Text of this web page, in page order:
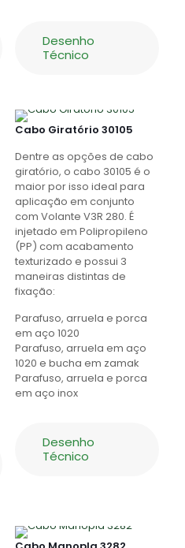
Desenho
Técnico
Cabo Giratório 30105
Dentre as opções de cabo
giratório, o cabo 30105 é o
maior por isso ideal para
aplicação em conjunto
com Volante V3R 280. É
injetado em Polipropileno
(PP) com acabamento
texturizado e possui 3
maneiras distintas de
fixação:
Parafuso, arruela e porca
em aço 1020
Parafuso, arruela em aço
1020 e bucha em zamak
Parafuso, arruela e porca
em aço inox
Desenho
Técnico